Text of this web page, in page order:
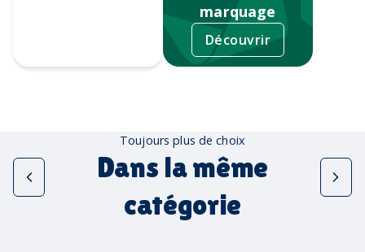
marquage
Découvrir
Toujours plus de choix
Dans la même
catégorie